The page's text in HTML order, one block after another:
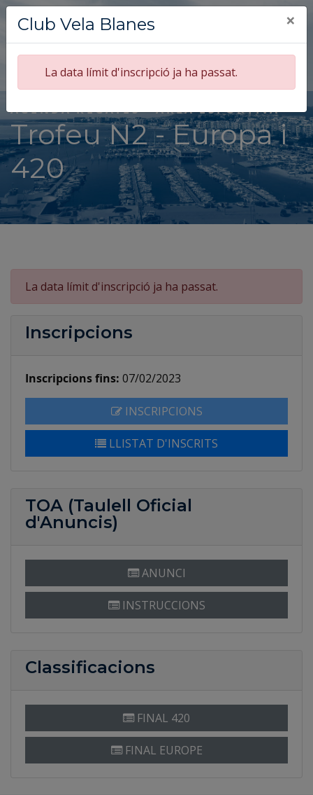
Club Vela Blanes ×
La data límit d'inscripció ja ha passat.
AGENDA REGATES - ÀREA ESPORTIVA
Trofeu N2 - Europa i
420
La data límit d'inscripció ja ha passat.
Inscripcions
Inscripcions fins: 07/02/2023
INSCRIPCIONS
LLISTAT D'INSCRITS
TOA (Taulell Oficial
d'Anuncis)
ANUNCI
INSTRUCCIONS
Classificacions
FINAL 420
FINAL EUROPE